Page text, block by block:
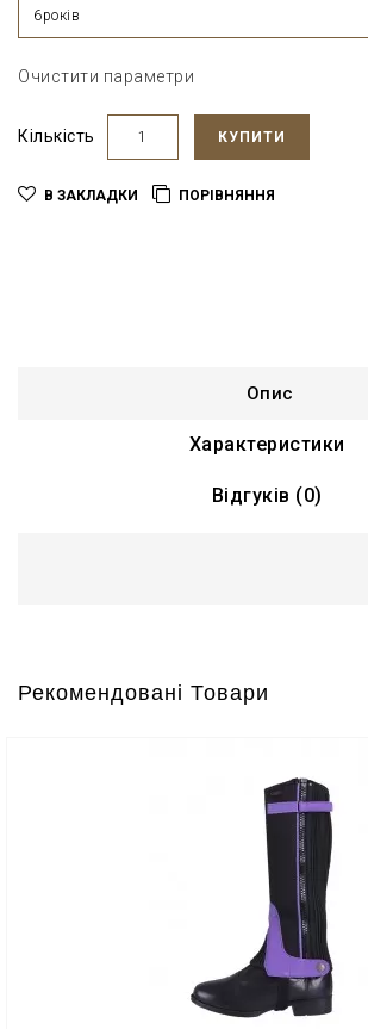
6років
Очистити параметри
Кількість КУПИТИ
В ЗАКЛАДКИ ПОРІВНЯННЯ
Опис
Характеристики
Відгуків (0)
Рекомендовані Товари